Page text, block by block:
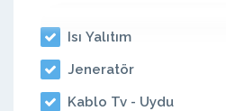
Isı Yalıtım
Jeneratör
Kablo Tv - Uydu